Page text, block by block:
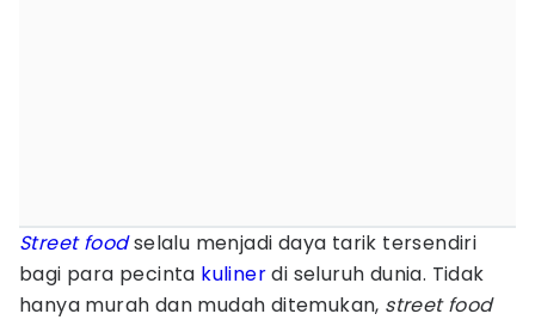
Street foodselalu menjadi daya tarik tersendiri
bagi para pecinta kulinerdi seluruh dunia. Tidak
hanya murah dan mudah ditemukan, street food